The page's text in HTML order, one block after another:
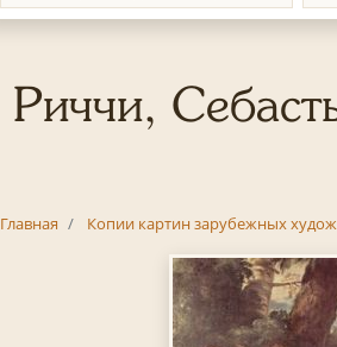
Риччи,
Главная Копии картин зарубежных